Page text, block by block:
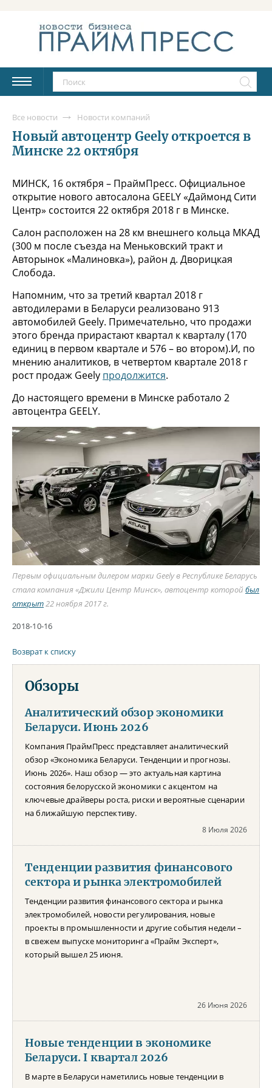
Все новости Новости компаний
Новый автоцентр Geely откроется в
Минске 22 октября
МИНСК, 16 октября – ПраймПресс. Официальное
открытие нового автосалона GEELY «Даймонд Сити
Центр» состоится 22 октября 2018 г в Минске.
Салон расположен на 28 км внешнего кольца МКАД
(300 м после съезда на Меньковский тракт и
Авторынок «Малиновка»), район д. Дворицкая
Слобода.
Напомним, что за третий квартал 2018 г
автодилерами в Беларуси реализовано 913
автомобилей Geely. Примечательно, что продажи
этого бренда прирастают квартал к кварталу (170
единиц в первом квартале и 576 – во втором).И, по
мнению аналитиков, в четвертом квартале 2018 г
рост продаж Geely продолжится.
До настоящего времени в Минске работало 2
автоцентра GEELY.
Первым официальным дилером марки Geely в Республике Беларусь
стала компания «Джили Центр Минск», автоцентр которой был
открыт22 ноября 2017 г.
2018-10-16
Возврат к списку
Обзоры
Аналитический обзор экономики
Беларуси. Июнь 2026
Компания ПраймПресс представляет аналитический
обзор «Экономика Беларуси. Тенденции и прогнозы.
Июнь 2026». Наш обзор — это актуальная картина
состояния белорусской экономики с акцентом на
ключевые драйверы роста, риски и вероятные сценарии
на ближайшую перспективу.
8 Июля 2026
Тенденции развития финансового
сектора и рынка электромобилей
Тенденции развития финансового сектора и рынка
электромобилей, новости регулирования, новые
проекты в промышленности и другие события недели –
в свежем выпуске мониторинга «Прайм Эксперт»,
который вышел 25 июня.
26 Июня 2026
Новые тенденции в экономике
Беларуси. I квартал 2026
В марте в Беларуси наметились новые тенденции в